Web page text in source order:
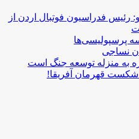
رئیس فدراسیون فوتبال اردن از
پرسپولیسی‌ها
نساجی
به منزله توسعه جنگ است